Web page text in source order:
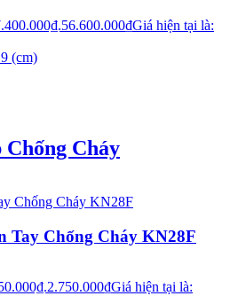
56.600.000₫Giá hiện tại là:
(cm)
Cháy
Tay Chống Cháy KN28F
2.750.000₫Giá hiện tại là: